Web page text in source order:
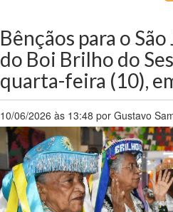
Bênçãos para o
do Boi Brilho do
quarta-feira (10),
10/06/2026 às 13:48 por Gustavo